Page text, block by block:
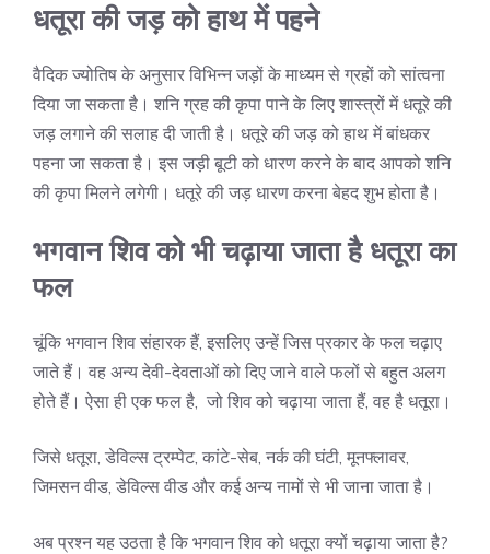
धतूरा की जड़ को हाथ में पहने
वैदिक ज्योतिष के अनुसार विभिन्न जड़ों के माध्यम से ग्रहों को सांत्वना
दिया जा सकता है। शनि ग्रह की कृपा पाने के लिए शास्त्रों में धतूरे की
जड़ लगाने की सलाह दी जाती है। धतूरे की जड़ को हाथ में बांधकर
पहना जा सकता है। इस जड़ी बूटी को धारण करने के बाद आपको शनि
की कृपा मिलने लगेगी। धतूरे की जड़ धारण करना बेहद शुभ होता है।
भगवान शिव को भी चढ़ाया जाता है धतूरा का
फल
चूंकि भगवान शिव संहारक हैं, इसलिए उन्हें जिस प्रकार के फल चढ़ाए
जाते हैं। वह अन्य देवी-देवताओं को दिए जाने वाले फलों से बहुत अलग
होते हैं। ऐसा ही एक फल है, जो शिव को चढ़ाया जाता हैं, वह है धतूरा।
जिसे धतूरा, डेविल्स ट्रम्पेट, कांटे-सेब, नर्क की घंटी, मूनफ्लावर,
जिमसन वीड, डेविल्स वीड और कई अन्य नामों से भी जाना जाता है।
अब प्रश्न यह उठता है कि भगवान शिव को धतूरा क्यों चढ़ाया जाता है?